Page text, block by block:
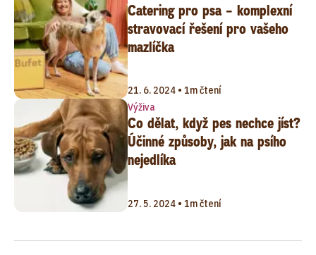
Catering pro psa – komplexní
stravovací řešení pro vašeho
mazlíčka
21. 6. 2024 • 1m čtení
Výživa
Co dělat, když pes nechce jíst?
Účinné způsoby, jak na psího
nejedlíka
27. 5. 2024 • 1m čtení